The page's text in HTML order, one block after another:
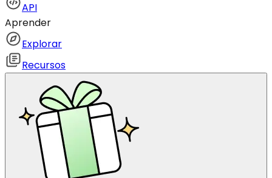
API
Aprender
Explorar
Recursos